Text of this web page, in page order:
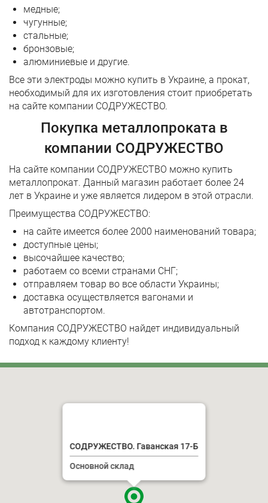
медные;
чугунные;
стальные;
бронзовые;
алюминиевые и другие.
Все эти электроды можно купить в Украине, а прокат,
необходимый для их изготовления стоит приобретать
на сайте компании СОДРУЖЕСТВО.
Покупка металлопроката в
компании СОДРУЖЕСТВО
На сайте компании СОДРУЖЕСТВО можно купить
металлопрокат. Данный магазин работает более 24
лет в Украине и уже является лидером в этой отрасли.
Преимущества СОДРУЖЕСТВО:
на сайте имеется более 2000 наименований товара;
доступные цены;
высочайшее качество;
работаем со всеми странами СНГ;
отправляем товар во все области Украины;
доставка осуществляется вагонами и
автотранспортом.
Компания СОДРУЖЕСТВО найдет индивидуальный
подход к каждому клиенту!
СОДРУЖЕСТВО. Гаванская 17-Б
Основной склад